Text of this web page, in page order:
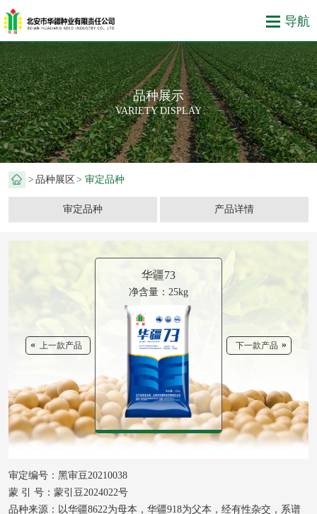
品种展示
VARIETY DISPLAY
> 品种展区 > 审定品种
审定品种 产品详情
« 上一款产品
华疆73
净含量：25kg
下一款产品 »
审定编号：黑审豆20210038
蒙 引 号：蒙引豆2024022号
品种来源：以华疆8622为母本，华疆918为父本，经有性杂交，系谱